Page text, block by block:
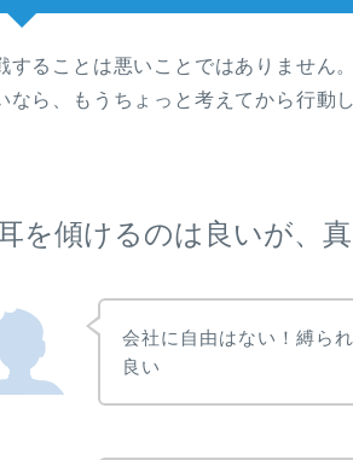
することは悪いことではありません
なら、もうちょっと考えてから行動
を傾けるのは良いが、
会社に自由はない！縛ら
良い